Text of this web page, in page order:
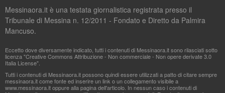
Messinaora.it è una testata giornalistica registrata presso il
Tribunale di Messina n. 12/2011 - Fondato e Diretto da Palmira
Mancuso.
Eccetto dove diversamente indicato, tutti i contenuti di Messinaora.it sono rilasciati sotto
licenza "Creative Commons Attribuzione - Non commerciale - Non opere derivate 3.0
Italia License".
Tutti i contenuti di Messinaora.it possono quindi essere utilizzati a patto di citare sempre
messinaora.it come fonte ed inserire un link o un collegamento visibile a
www.messinaora.it oppure alla pagina dell'articolo. In nessun caso i contenuti di